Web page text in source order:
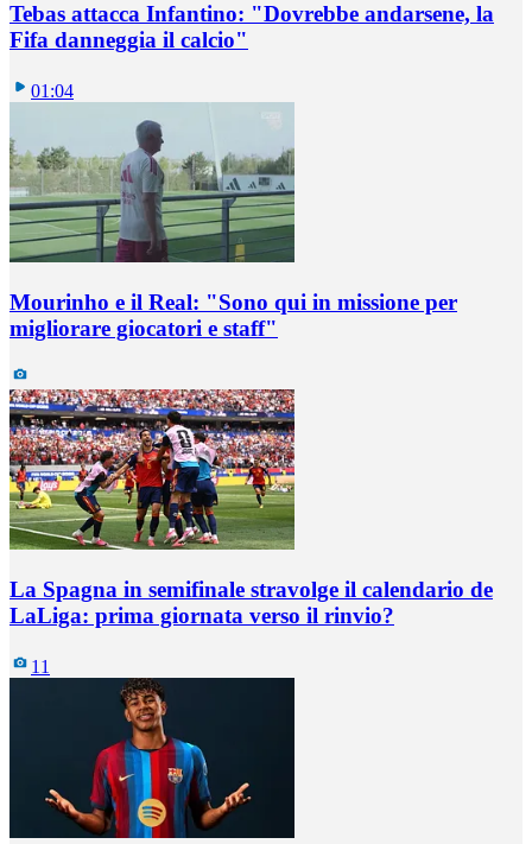
Tebas attacca Infantino: "Dovrebbe andarsene, la
Fifa danneggia il calcio"
01:04
Mourinho e il Real: "Sono qui in missione per
migliorare giocatori e staff"
La Spagna in semifinale stravolge il calendario de
LaLiga: prima giornata verso il rinvio?
11